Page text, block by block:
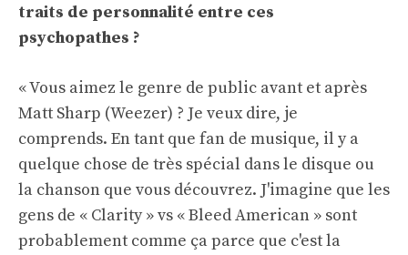
traits de personnalité entre ces
psychopathes ?
« Vous aimez le genre de public avant et après
Matt Sharp (Weezer) ? Je veux dire, je
comprends. En tant que fan de musique, il y a
quelque chose de très spécial dans le disque ou
la chanson que vous découvrez. J'imagine que les
gens de « Clarity » vs « Bleed American » sont
probablement comme ça parce que c'est la